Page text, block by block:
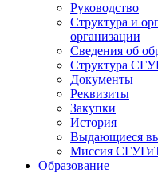
Руководство
Структура и
организации
Сведения об
Структура
Документы
Реквизиты
Закупки
История
Выдающиеся
Миссия
Образование